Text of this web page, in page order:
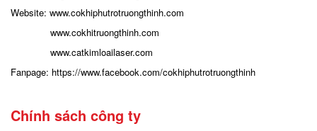
Website: www.cokhiphutrotruongthinh.com
www.cokhitruongthinh.com
www.catkimloailaser.com
Fanpage: https://www.facebook.com/cokhiphutrotruongthinh
Chính sách công ty